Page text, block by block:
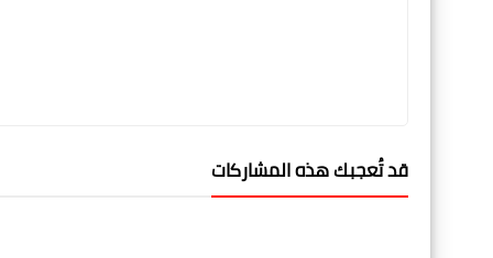
قد تُعجبك هذه المشاركات